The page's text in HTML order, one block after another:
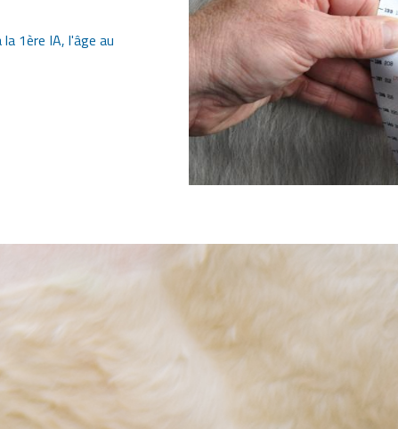
1ère IA, l'âge au